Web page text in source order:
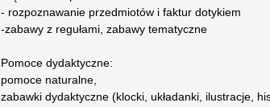
- rozpoznawanie przedmiotów i faktur dotykiem
-zabawy z regułami, zabawy tematyczne
Pomoce dydaktyczne:
pomoce naturalne,
zabawki dydaktyczne (klocki, układanki, ilustracje,